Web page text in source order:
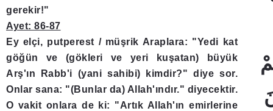
gerekir!"
Ayet: 86-87
Ey elçi, putperest / müşrik Araplara: "Yedi kat
göğün ve (gökleri ve yeri kuşatan) büyük
Arş'ın Rabb'i (yani sahibi) kimdir?" diye sor.
Onlar sana: "(Bunlar da) Allah'ındır." diyecektir.
O vakit onlara de ki: "Artık Allah'ın emirlerine